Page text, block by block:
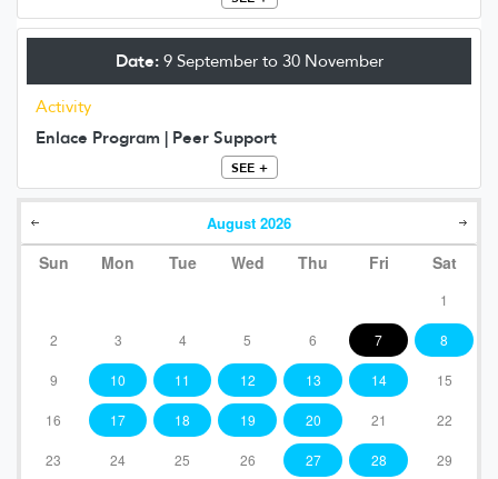
Date:9 September to 30 November
Activity
Enlace Program | Peer Support
SEE +
August 2026
Sun Mon Tue Wed Thu Fri Sat
1
2 3 4 5 6 7 8
9 10 11 12 13 14 15
16 17 18 19 20 21 22
23 24 25 26 27 28 29